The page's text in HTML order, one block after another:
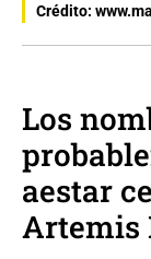
Crédito:
Los
aestar
Artemis